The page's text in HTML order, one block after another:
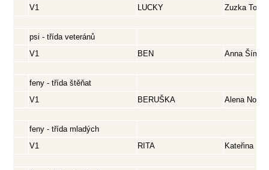
V1
LUCKY Zuzka
psi - třída veteránů
V1
BEN Anna
feny - třída štěňat
V1
BERUŠKA Alena
feny - třída mladých
V1
RITA Kateřina